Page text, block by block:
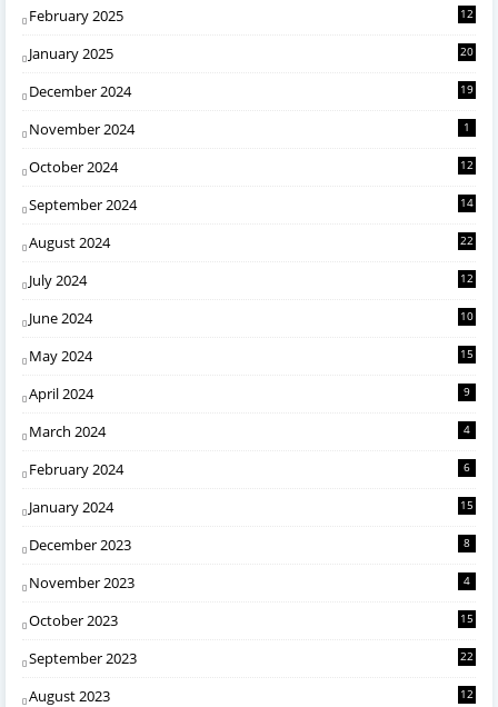
February 2025 12
January 2025 20
December 2024 19
November 2024 1
October 2024 12
September 2024 14
August 2024 22
July 2024 12
June 2024 10
May 2024 15
April 2024 9
March 2024 4
February 2024 6
January 2024 15
December 2023 8
November 2023 4
October 2023 15
September 2023 22
August 2023 12